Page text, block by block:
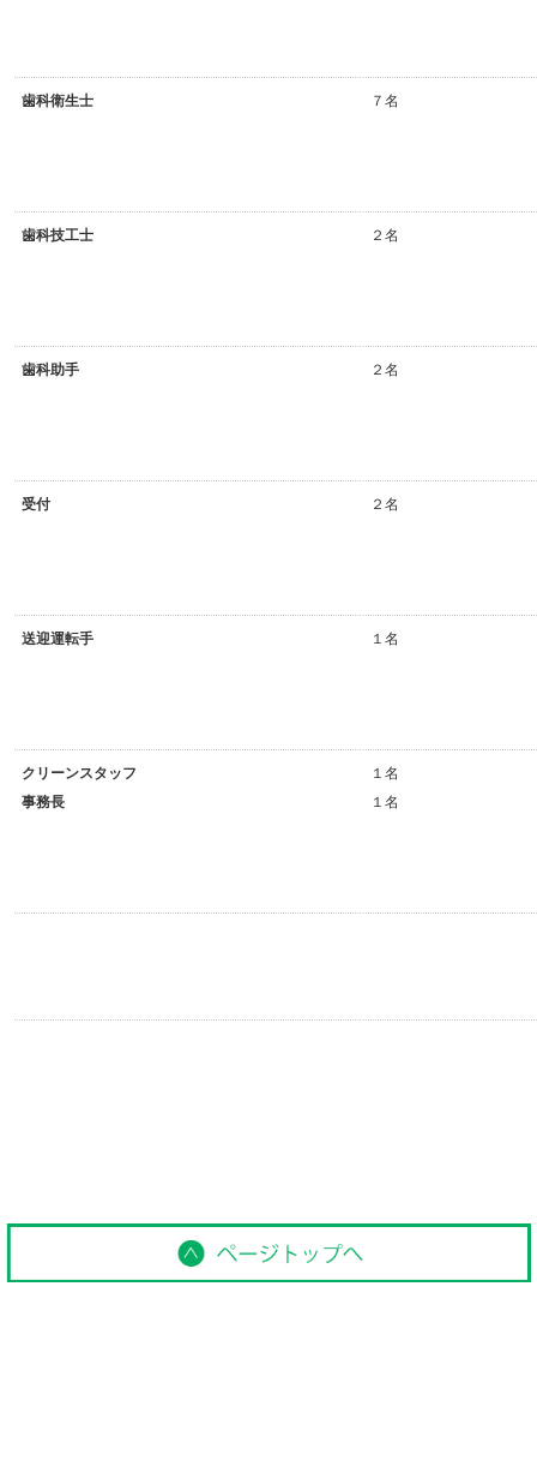
歯科衛生士 ７名
歯科技工士 ２名
歯科助手 ２名
受付 ２名
送迎運転手 １名
クリーンスタッフ
事務長
１名
１名